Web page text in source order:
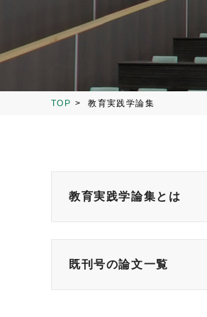
TOP 教育実践学論集
教育実践学論集とは
既刊号の論文一覧